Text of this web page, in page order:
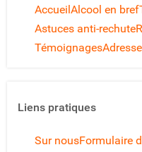
AccueilAlcool en bref
Astuces anti-rechute
Témoignages
Liens pratiques
Sur nousFormulaire